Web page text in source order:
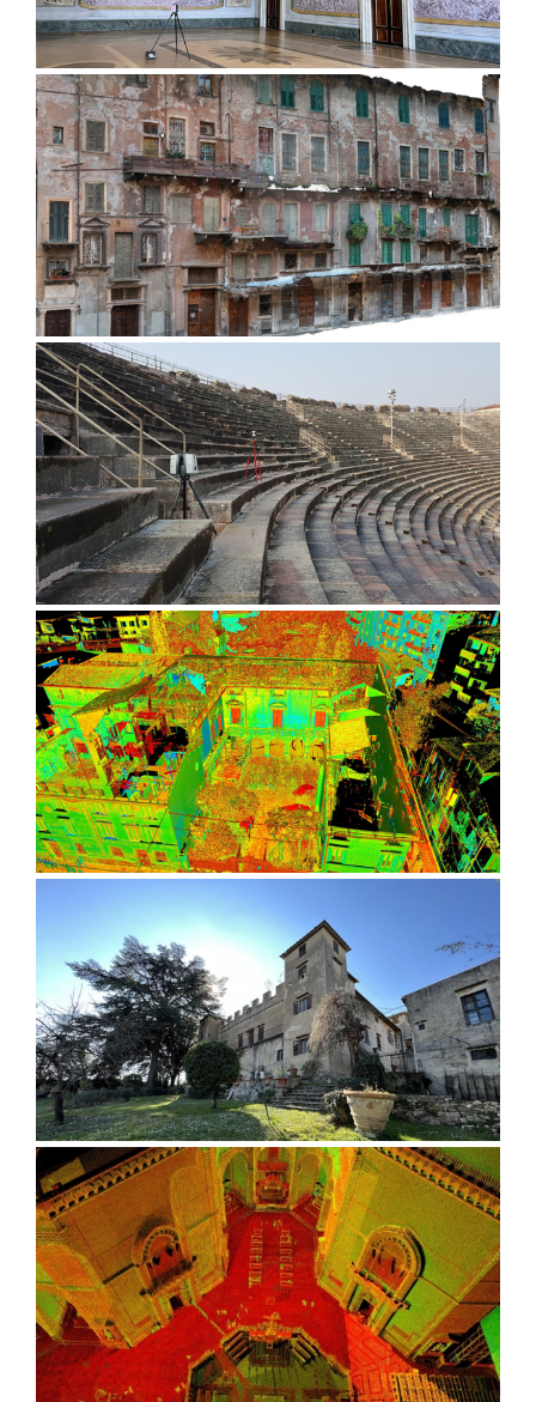
Palazzo Ducale, Lucca
Case Mazzanti, Verona
Anfiteatro Arena di Verona
Palazzo Bocca Trezza, Verona
Villa nella campagna fiorentina